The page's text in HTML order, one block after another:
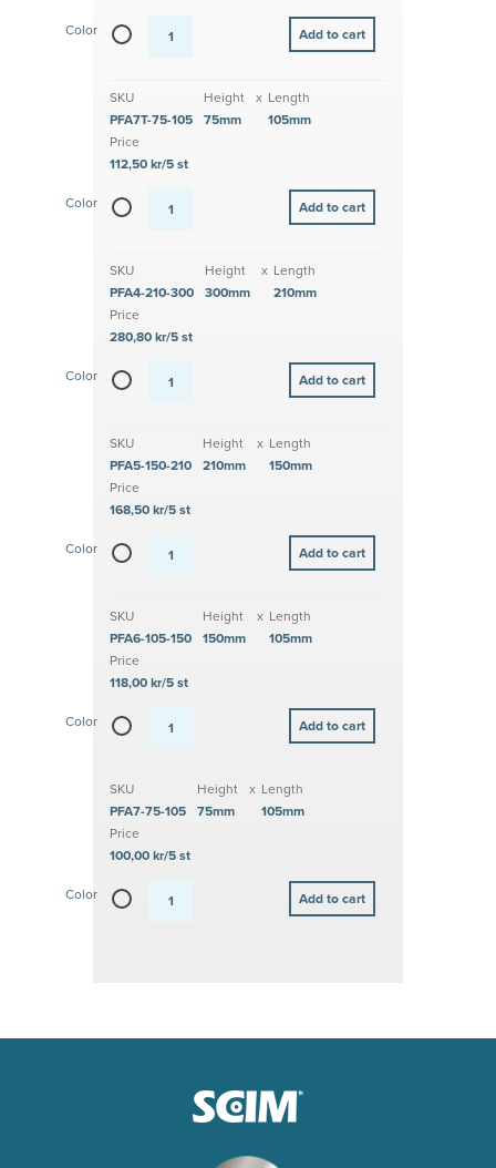
Color
SKU
PFA7T-75-105
Height
75mm
x Length
105mm
Price
112,50 kr/5 st
Color
SKU
PFA4-210-300
Height
300mm
x Length
210mm
Price
280,80 kr/5 st
Color
SKU
PFA5-150-210
Height
210mm
x Length
150mm
Price
168,50 kr/5 st
Color
SKU
PFA6-105-150
Height
150mm
x Length
105mm
Price
118,00 kr/5 st
Color
SKU
PFA7-75-105
Height
75mm
x Length
105mm
Price
100,00 kr/5 st
Color